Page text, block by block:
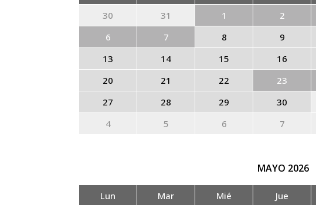
30
31 1 2
6
7 8 9
13
14 15 16
20
21 22 23
27
28 29 30
4
5 6 7
MAYO 2026
Lun Mar Mié Jue